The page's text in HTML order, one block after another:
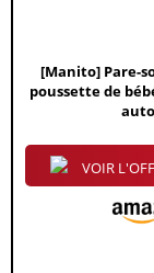
[Manito] Pare-
poussette de
VOIR